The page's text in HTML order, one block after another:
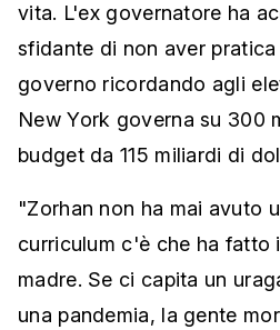
vita. L'ex governatore ha
sfidante di non aver
governo ricordando agli
New York governa su 300
budget da 115 miliardi di
"Zorhan non ha mai avuto
curriculum c'è che ha fatto
madre. Se ci capita un
una pandemia, la gente